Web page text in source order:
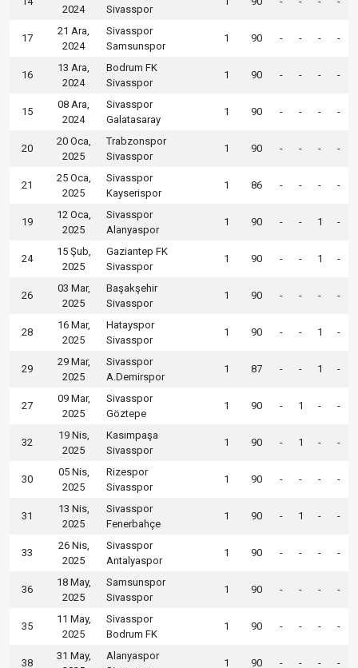
2024
Sivasspor
17
21 Ara,
2024
Sivasspor
Samsunspor
1 90 - - - -
16
13 Ara,
2024
Bodrum FK
Sivasspor
1 90 - - - -
15
08 Ara,
2024
Sivasspor
Galatasaray
1 90 - - - -
20
20 Oca,
2025
Trabzonspor
Sivasspor
1 90 - - - -
21
25 Oca,
2025
Sivasspor
Kayserispor
1 86 - - - -
19
12 Oca,
2025
Sivasspor
Alanyaspor
1 90 - - 1 -
24
15 Şub,
2025
Gaziantep FK
Sivasspor
1 90 - - 1 -
26
03 Mar,
2025
Başakşehir
Sivasspor
1 90 - - - -
28
16 Mar,
2025
Hatayspor
Sivasspor
1 90 - - 1 -
29
29 Mar,
2025
Sivasspor
A.Demirspor
1 87 - - 1 -
27
09 Mar,
2025
Sivasspor
Göztepe
1 90 - 1 - -
32
19 Nis,
2025
Kasımpaşa
Sivasspor
1 90 - 1 - -
30
05 Nis,
2025
Rizespor
Sivasspor
1 90 - - - -
31
13 Nis,
2025
Sivasspor
Fenerbahçe
1 90 - 1 - -
33
26 Nis,
2025
Sivasspor
Antalyaspor
1 90 - - - -
36
18 May,
2025
Samsunspor
Sivasspor
1 90 - - - -
35
11 May,
2025
Sivasspor
Bodrum FK
1 90 - - - -
38
31 May,
Alanyaspor
1 90 - - - -